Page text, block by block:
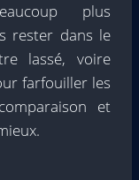
plus
rester dans le
lassé, voire
farfouiller les
et